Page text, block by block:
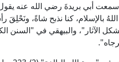
أبي بريدةَ رضي الله عنه يقول:
بالإسلام، كنا نذبح شاةً،
الآثار"، والبيهقي في "السنن